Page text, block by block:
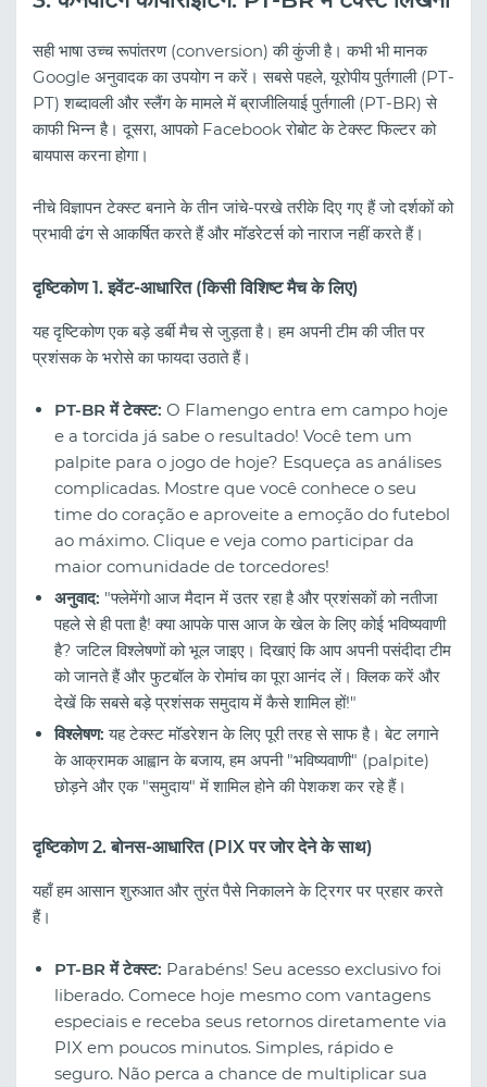
सही भाषा उच्च रूपांतरण (conversion) की कुंजी है। कभी भी मानक
Google अनुवादक का उपयोग न करें। सबसे पहले, यूरोपीय पुर्तगाली (PT-
PT) शब्दावली और स्लैंग के मामले में ब्राजीलियाई पुर्तगाली (PT-BR) से
काफी भिन्न है। दूसरा, आपको Facebook रोबोट के टेक्स्ट फिल्टर को
बायपास करना होगा।
नीचे विज्ञापन टेक्स्ट बनाने के तीन जांचे-परखे तरीके दिए गए हैं जो दर्शकों को
प्रभावी ढंग से आकर्षित करते हैं और मॉडरेटर्स को नाराज नहीं करते हैं।
दृष्टिकोण 1. इवेंट-आधारित (किसी विशिष्ट मैच के लिए)
यह दृष्टिकोण एक बड़े डर्बी मैच से जुड़ता है। हम अपनी टीम की जीत पर
प्रशंसक के भरोसे का फायदा उठाते हैं।
PT-BR में टेक्स्ट: O Flamengo entra em campo hoje
e a torcida já sabe o resultado! Você tem um
palpite para o jogo de hoje? Esqueça as análises
complicadas. Mostre que você conhece o seu
time do coração e aproveite a emoção do futebol
ao máximo. Clique e veja como participar da
maior comunidade de torcedores!
अनुवाद: "फ्लेमेंगो आज मैदान में उतर रहा है और प्रशंसकों को नतीजा
पहले से ही पता है! क्या आपके पास आज के खेल के लिए कोई भविष्यवाणी
है? जटिल विश्लेषणों को भूल जाइए। दिखाएं कि आप अपनी पसंदीदा टीम
को जानते हैं और फुटबॉल के रोमांच का पूरा आनंद लें। क्लिक करें और
देखें कि सबसे बड़े प्रशंसक समुदाय में कैसे शामिल हों!"
विश्लेषण: यह टेक्स्ट मॉडरेशन के लिए पूरी तरह से साफ है। बेट लगाने
के आक्रामक आह्वान के बजाय, हम अपनी "भविष्यवाणी" (palpite)
छोड़ने और एक "समुदाय" में शामिल होने की पेशकश कर रहे हैं।
दृष्टिकोण 2. बोनस-आधारित (PIX पर जोर देने के साथ)
यहाँ हम आसान शुरुआत और तुरंत पैसे निकालने के ट्रिगर पर प्रहार करते
हैं।
PT-BR में टेक्स्ट: Parabéns! Seu acesso exclusivo foi
liberado. Comece hoje mesmo com vantagens
especiais e receba seus retornos diretamente via
PIX em poucos minutos. Simples, rápido e
seguro. Não perca a chance de multiplicar sua